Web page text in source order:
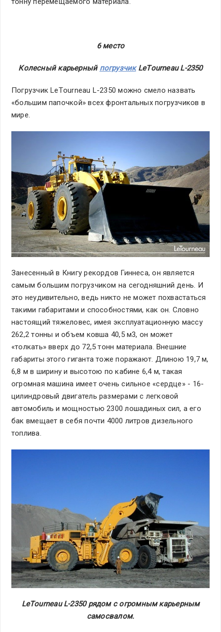
6 место
Колесный карьерный погрузчикLeТourneau L-2350
Погрузчик LeТourneau L-2350 можно смело назвать
«большим папочкой» всех фронтальных погрузчиков в
мире.
Занесенный в Книгу рекордов Гиннеса, он является
самым большим погрузчиком на сегодняшний день. И
это неудивительно, ведь никто не может похвастаться
такими габаритами и способностями, как он. Словно
настоящий тяжеловес, имея эксплуатационную массу
262,2 тонны и объем ковша 40,5 м3, он может
«толкать» вверх до 72,5 тонн материала. Внешние
габариты этого гиганта тоже поражают. Длиною 19,7 м,
6,8 м в ширину и высотою по кабине 6,4 м, такая
огромная машина имеет очень сильное «сердце» - 16-
цилиндровый двигатель размерами с легковой
автомобиль и мощностью 2300 лошадиных сил, а его
бак вмещает в себя почти 4000 литров дизельного
топлива.
LeТourneau L-2350 рядом с огромным карьерным
самосвалом.